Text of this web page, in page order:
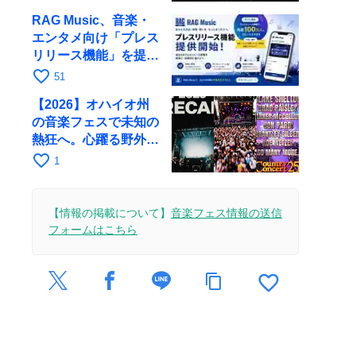
RAG Music、音楽・
エンタメ向け「プレス
リリース機能」を提供
開始
favorite_border 51
【2026】オハイオ州
の音楽フェスで未知の
熱狂へ。心躍る野外イ
ベント
favorite_border 1
【情報の掲載について】 音楽フェス情報の送信
フォームはこちら
content_copy favorite_border